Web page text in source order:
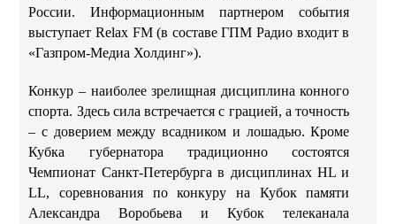
России. Информационным партнером события
выступает Relax FM (в составе ГПМ Радио входит в
«Газпром-Медиа Холдинг»).
Конкур – наиболее зрелищная дисциплина конного
спорта. Здесь сила встречается с грацией, а точность
– с доверием между всадником и лошадью. Кроме
Кубка губернатора традиционно состоятся
Чемпионат Санкт‑Петербурга в дисциплинах HL и
LL, соревнования по конкуру на Кубок памяти
Александра Воробьева и Кубок телеканала